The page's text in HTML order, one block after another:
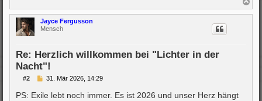
a
Jayce Fergusson
Mensch
Re: Herzlich willkommen bei "Lichter in der
Nacht"!
#2
B
i
31. Mär 2026, 14:29
PS: Exile lebt noch immer. Es ist 2026 und unser Herz hängt